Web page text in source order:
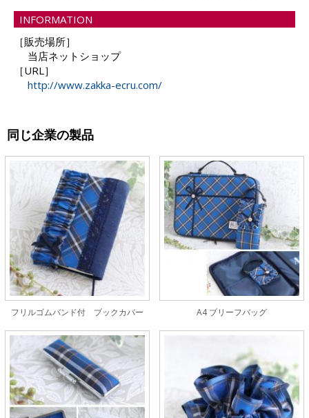
INFORMATION
［販売場所］
当店ネットショップ
［URL］
http://www.zakka-ecru.com/
同じ企業の製品
フリルゴムバンド付 ブックカバー A4 ブリーフバッグ